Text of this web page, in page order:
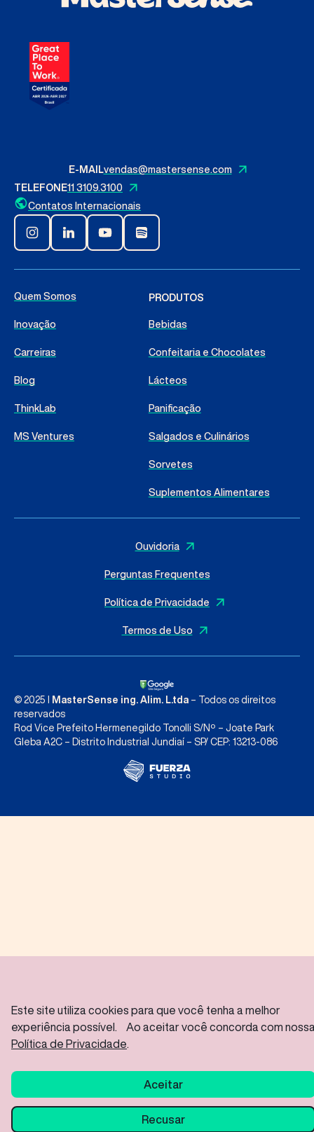
E-MAILvendas@mastersense.com
TELEFONE11 3109.3100
Contatos Internacionais
Quem Somos
Inovação
Carreiras
Blog
ThinkLab
MS Ventures
PRODUTOS
Bebidas
Confeitaria e Chocolates
Lácteos
Panificação
Salgados e Culinários
Sorvetes
Suplementos Alimentares
Ouvidoria
Perguntas Frequentes
Política de Privacidade
Termos de Uso
© 2025 I MasterSense ing. Alim. L.tda – Todos os direitos
reservados
Rod Vice Prefeito Hermenegildo Tonolli S/Nº – Joate Park
Gleba A2C – Distrito Industrial Jundiaí – SP/ CEP: 13213-086
vendas@mastersense.com
S/Nº – Joate Park Gleba A2C – Distrito Industrial Jundiaí – SP/ CEP:
Este site utiliza cookies para que você tenha a melhor
experiência possível. Ao aceitar você concorda com
Política de Privacidade
Aceitar
Recusar